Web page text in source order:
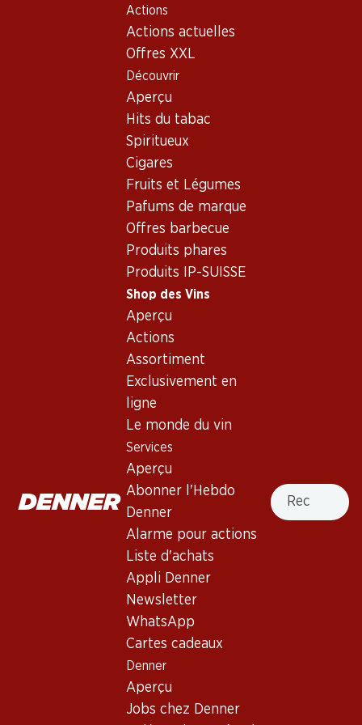
Actions
Actions actuelles
Offres XXL
Découvrir
Aperçu
Hits du tabac
Spiritueux
Cigares
Fruits et Légumes
Pafums de marque
Offres barbecue
Produits phares
Produits IP-SUISSE
Shop des Vins
Aperçu
Actions
Assortiment
Exclusivement en
ligne
Le monde du vin
Services
Aperçu
Abonner l'Hebdo
Denner
Alarme pour actions
Liste d'achats
Appli Denner
Newsletter
WhatsApp
Cartes cadeaux
Denner
Aperçu
Jobs chez Denner
Recherche
Shop des Vins
Chili Central Valley
Vin blanc_old - Origine:
Chili, Central Valley
Concha y Toro Casillero del
Diablo Cabernet Sauvignon
29.70
Los Pasos Carménère
2024
Terraced Viognier Reserva
Luis Felipe Edwards
Terraced Carmenère Gran
75.30